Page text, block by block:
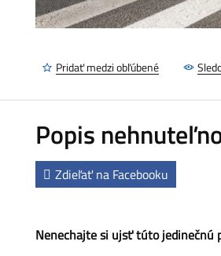
Pridať medzi obľúbené
Popis
Zdieľať na Facebooku
Nenechajte si ujsť túto jedinečnú